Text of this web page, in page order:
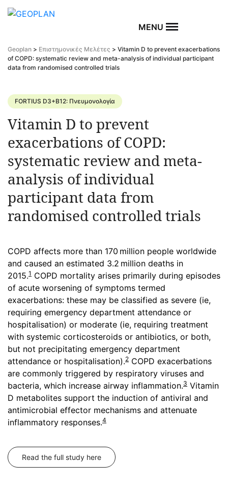
MENU
Geoplan > Επιστημονικές Μελέτες > Vitamin D to prevent exacerbations
of COPD: systematic review and meta-analysis of individual participant
data from randomised controlled trials
FORTIUS D3+B12: Πνευμονολογία
Vitamin D to prevent
exacerbations of COPD:
systematic review and meta-
analysis of individual
participant data from
randomised controlled trials
COPD affects more than 170 million people worldwide
and caused an estimated 3.2 million deaths in
2015.1 COPD mortality arises primarily during episodes
of acute worsening of symptoms termed
exacerbations: these may be classified as severe (ie,
requiring emergency department attendance or
hospitalisation) or moderate (ie, requiring treatment
with systemic corticosteroids or antibiotics, or both,
but not precipitating emergency department
attendance or hospitalisation).2 COPD exacerbations
are commonly triggered by respiratory viruses and
bacteria, which increase airway inflammation.3 Vitamin
D metabolites support the induction of antiviral and
antimicrobial effector mechanisms and attenuate
inflammatory responses.4
Read the full study here